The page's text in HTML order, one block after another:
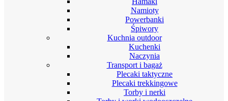
Namioty
Powerbanki
Śpiwory
Kuchnia outdoor
Kuchenki
Naczynia
Transport i bagaż
Plecaki taktyczne
Plecaki trekkingowe
Torby i nerki